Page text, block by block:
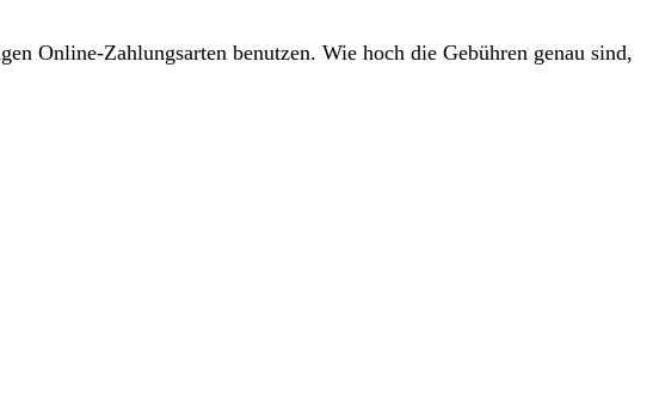
Online-Zahlungsarten benutzen. Wie hoch die Gebühren genau sind,